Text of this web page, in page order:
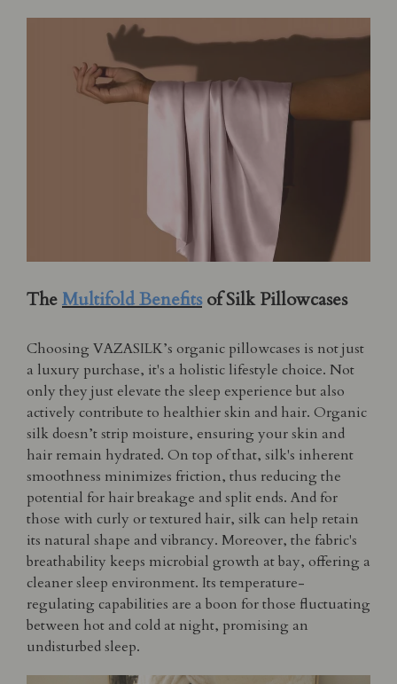
TheMultifold Benefitsof Silk Pillowcases
Choosing VAZASILK’s organic pillowcases is not just
a luxury purchase, it's a holistic lifestyle choice. Not
only they just elevate the sleep experience but also
actively contribute to healthier skin and hair. Organic
silk doesn’t strip moisture, ensuring your skin and
hair remain hydrated. On top of that, silk's inherent
smoothness minimizes friction, thus reducing the
potential for hair breakage and split ends. And for
those with curly or textured hair, silk can help retain
its natural shape and vibrancy. Moreover, the fabric's
breathability keeps microbial growth at bay, offering a
cleaner sleep environment. Its temperature-
regulating capabilities are a boon for those fluctuating
between hot and cold at night, promising an
undisturbed sleep.